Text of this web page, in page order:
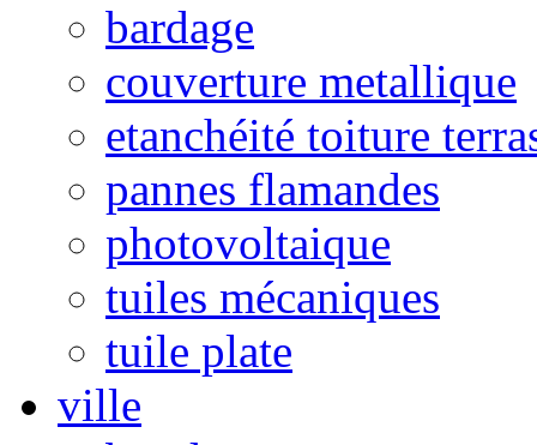
bardage
couverture metallique
etanchéité toiture
pannes flamandes
photovoltaique
tuiles mécaniques
tuile plate
ville